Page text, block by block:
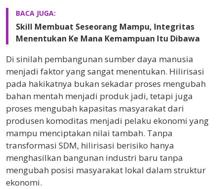
BACA JUGA:
Skill Membuat Seseorang Mampu, Integritas
Menentukan Ke Mana Kemampuan Itu Dibawa
Di sinilah pembangunan sumber daya manusia
menjadi faktor yang sangat menentukan. Hilirisasi
pada hakikatnya bukan sekadar proses mengubah
bahan mentah menjadi produk jadi, tetapi juga
proses mengubah kapasitas masyarakat dari
produsen komoditas menjadi pelaku ekonomi yang
mampu menciptakan nilai tambah. Tanpa
transformasi SDM, hilirisasi berisiko hanya
menghasilkan bangunan industri baru tanpa
mengubah posisi masyarakat lokal dalam struktur
ekonomi.